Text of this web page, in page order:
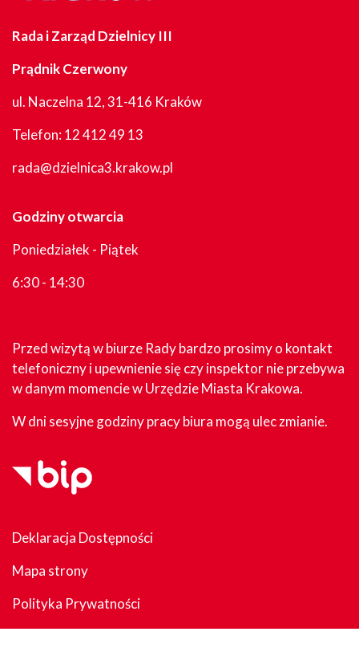
Rada i Zarząd Dzielnicy III
Prądnik Czerwony
ul. Naczelna 12, 31-416 Kraków
Telefon:12 412 49 13
rada@dzielnica3.krakow.pl
Godziny otwarcia
Poniedziałek - Piątek
6:30 - 14:30
Przed wizytą w biurze Rady bardzo prosimy o kontakt
telefoniczny i upewnienie się czy inspektor nie przebywa
w danym momencie w Urzędzie Miasta Krakowa.
W dni sesyjne godziny pracy biura mogą ulec zmianie.
Deklaracja Dostępności
Mapa strony
Polityka Prywatności